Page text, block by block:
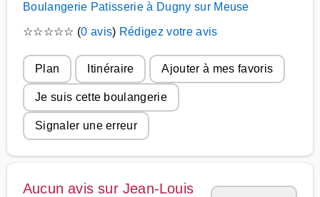
Boulangerie Patisserie à Dugny sur Meuse
☆☆☆☆☆ (0 avis) Rédigez votre avis
Plan Itinéraire Ajouter à mes favoris
Je suis cette boulangerie
Signaler une erreur
Aucun avis sur Jean-Louis